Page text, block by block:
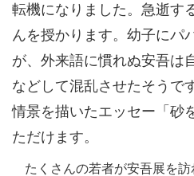
転機になりました。急逝す
んを授かります。幼子にパ
が、外来語に慣れぬ安吾は
などして混乱させたそうで
情景を描いたエッセー「砂
ただけます。
たくさんの若者が安吾展を訪